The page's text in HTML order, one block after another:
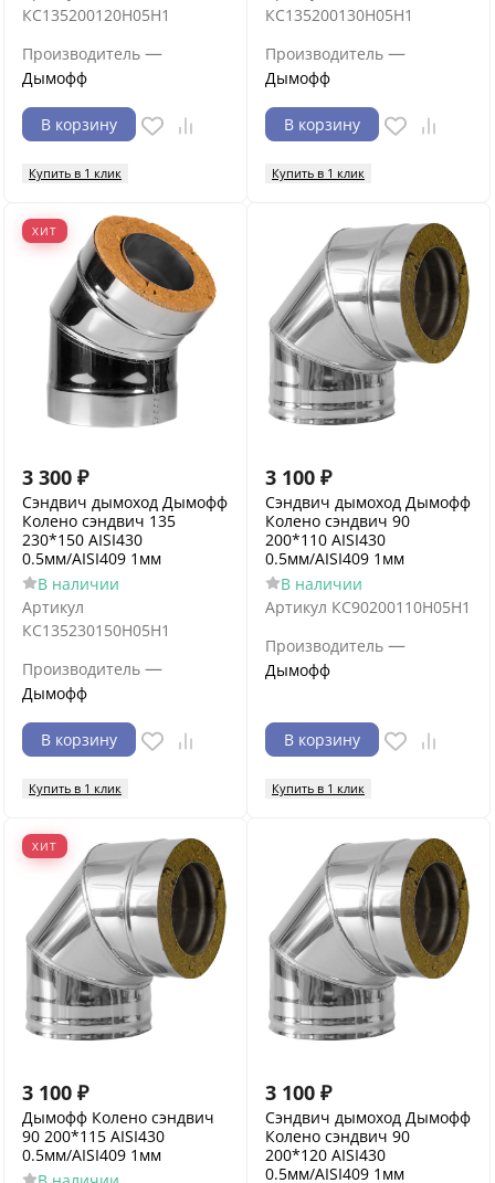
КС135200120Н05Н1
Производитель —
Дымофф
В корзину
Купить в 1 клик
КС135200130Н05Н1
Производитель —
Дымофф
В корзину
Купить в 1 клик
ХИТ
3 300 ₽
Сэндвич дымоход Дымофф
Колено сэндвич 135
230*150 AISI430
0.5мм/AISI409 1мм
В наличии
Артикул
КС135230150Н05Н1
Производитель —
Дымофф
В корзину
Купить в 1 клик
3 100 ₽
Сэндвич дымоход Дымофф
Колено сэндвич 90
200*110 AISI430
0.5мм/AISI409 1мм
В наличии
Артикул КС90200110Н05Н1
Производитель —
Дымофф
В корзину
Купить в 1 клик
ХИТ
3 100 ₽
Дымофф Колено сэндвич
90 200*115 AISI430
0.5мм/AISI409 1мм
3 100 ₽
Сэндвич дымоход Дымофф
Колено сэндвич 90
200*120 AISI430
0.5мм/AISI409 1мм